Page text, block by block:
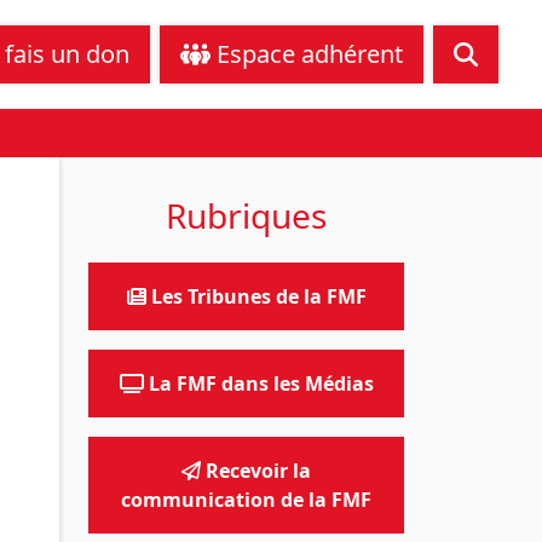
juridique Nous contacter
fais un don Espace adhérent
Rubriques
Les Tribunes de la FMF
La FMF dans les Médias
Recevoir la
communication de la FMF